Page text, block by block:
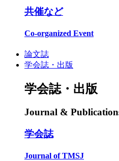
共催など
Co-organized Event
論文誌
学会誌・出版
学会誌・出版
Journal &
学会誌
Journal of TMSJ